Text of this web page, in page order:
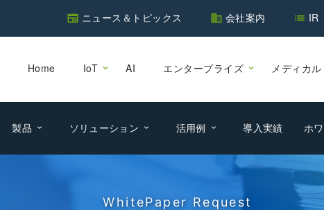
newspaper ニュース＆トピックス business 会社案内 list IR
Home IoT AI エンタープライズ メディカル
製品 ソリューション 活用例 導入実績 ホ
WhitePaper Request